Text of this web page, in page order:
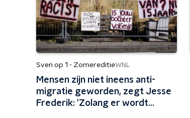
Sven op 1 - ZomereditieWNL
Mensen zijn niet ineens anti-
migratie geworden, zegt Jesse
Frederik: 'Zolang er wordt